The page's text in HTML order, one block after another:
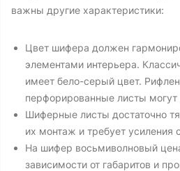
важны другие характеристики:
Цвет шифера должен
элементами интерьера.
имеет бело-серый цвет.
перфорированные листы могут
Шиферные листы достаточно
их монтаж и требует усиления
На шифер восьмиволновый
зависимости от габаритов и